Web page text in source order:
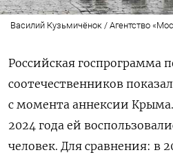
Василий Кузьмичёнок / Агентство
Российская госпрограмма
соотечественников
с момента аннексии
2024 года ей
человек. Для сравнения: в